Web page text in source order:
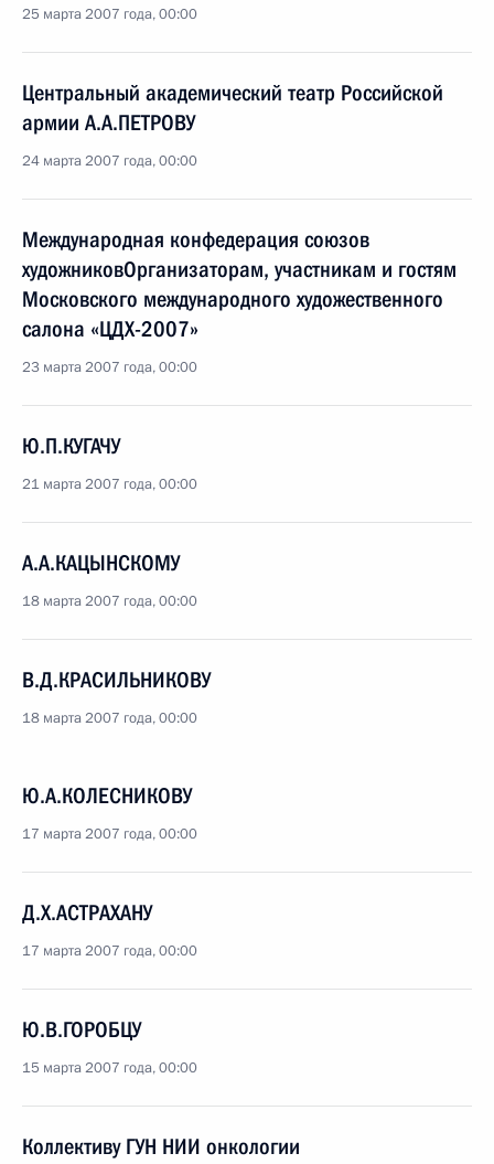
25 марта 2007 года, 00:00
Центральный академический театр Российской
армии А.А.ПЕТРОВУ
24 марта 2007 года, 00:00
Международная конфедерация союзов
художниковОрганизаторам, участникам и гостям
Московского международного художественного
салона «ЦДХ-2007»
23 марта 2007 года, 00:00
Ю.П.КУГАЧУ
21 марта 2007 года, 00:00
А.А.КАЦЫНСКОМУ
18 марта 2007 года, 00:00
В.Д.КРАСИЛЬНИКОВУ
18 марта 2007 года, 00:00
Ю.А.КОЛЕСНИКОВУ
17 марта 2007 года, 00:00
Д.Х.АСТРАХАНУ
17 марта 2007 года, 00:00
Ю.В.ГОРОБЦУ
15 марта 2007 года, 00:00
Коллективу ГУН НИИ онкологии